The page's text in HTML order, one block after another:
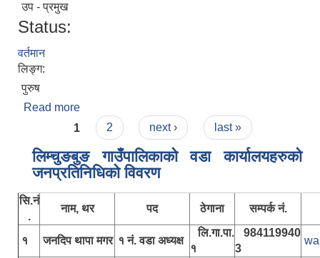
उप - प्रमुख
Status:
वर्तमान
लिङ्ग:
पुरुष
Read more
Pages
1 2 next › last »
लिम्चुङबुङ गाउँपालिकाकाे वडा कार्यालयहरुकाे
जनप्रतिनिधिकाे विवरण
सि.नं
.
नाम, थर पद ठेगाना सम्पर्क नं.
१ जनदिप थापा मगर १ नं. वडा अध्यक्ष
लि.गा.पा.
१
984119940
3